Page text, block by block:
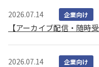
2026.07.14 企業向け
【アーカイブ配信・随
2026.07.14 企業向け